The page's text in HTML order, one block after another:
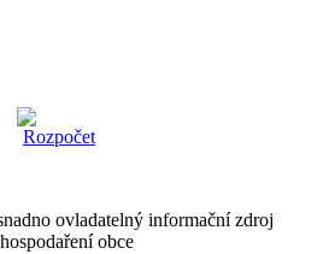
ovladatelný informační zdroj
obce